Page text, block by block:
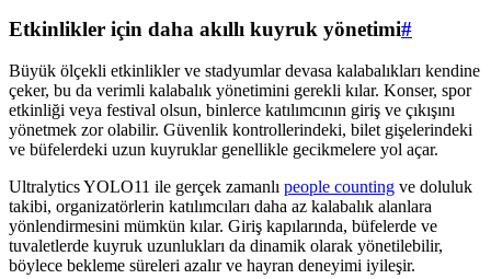
Etkinlikler için daha akıllı kuyruk yönetimi#
Büyük ölçekli etkinlikler ve stadyumlar devasa kalabalıkları kendine
çeker, bu da verimli kalabalık yönetimini gerekli kılar. Konser, spor
etkinliği veya festival olsun, binlerce katılımcının giriş ve çıkışını
yönetmek zor olabilir. Güvenlik kontrollerindeki, bilet gişelerindeki
ve büfelerdeki uzun kuyruklar genellikle gecikmelere yol açar.
Ultralytics YOLO11 ile gerçek zamanlı people counting ve doluluk
takibi, organizatörlerin katılımcıları daha az kalabalık alanlara
yönlendirmesini mümkün kılar. Giriş kapılarında, büfelerde ve
tuvaletlerde kuyruk uzunlukları da dinamik olarak yönetilebilir,
böylece bekleme süreleri azalır ve hayran deneyimi iyileşir.